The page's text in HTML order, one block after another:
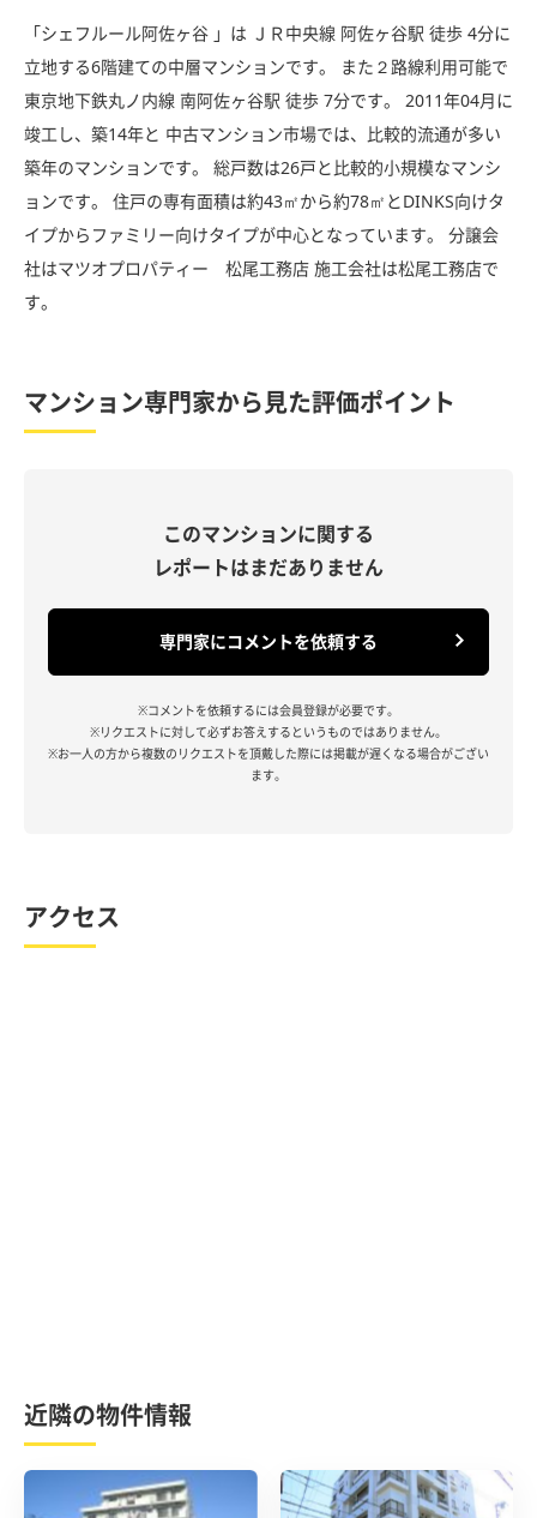
「シェフルール阿佐ヶ谷 」は ＪＲ中央線 阿佐ヶ谷駅 徒歩 4分に
立地する6階建ての中層マンションです。 また２路線利用可能で
東京地下鉄丸ノ内線 南阿佐ヶ谷駅 徒歩 7分です。 2011年04月に
竣工し、築14年と 中古マンション市場では、比較的流通が多い
築年のマンションです。 総戸数は26戸と比較的小規模なマンシ
ョンです。 住戸の専有面積は約43㎡から約78㎡とDINKS向けタ
イプからファミリー向けタイプが中心となっています。 分譲会
社はマツオプロパティー 松尾工務店 施工会社は松尾工務店で
す。
マンション専門家から見た評価ポイント
このマンションに関する
レポートはまだありません
専門家にコメントを依頼する
※コメントを依頼するには会員登録が必要です。
※リクエストに対して必ずお答えするというものではありません。
※お一人の方から複数のリクエストを頂戴した際には掲載が遅くなる場合がござい
ます。
アクセス
近隣の物件情報